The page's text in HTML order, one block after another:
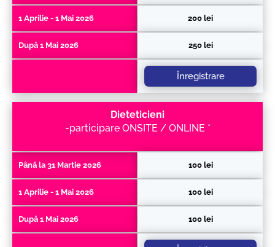
1 Aprilie - 1 Mai 2026
După 1 Mai 2026
200 lei
250 lei
Înregistrare
Până la 31 Martie 2026
1 Aprilie - 1 Mai 2026
După 1 Mai 2026
Dieteticieni
-participare ONSITE / ONLINE *
100 lei
100 lei
100 lei